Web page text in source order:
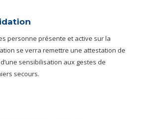
personne présente et active sur la
se verra remettre une attestation de
sensibilisation aux gestes de
secours.